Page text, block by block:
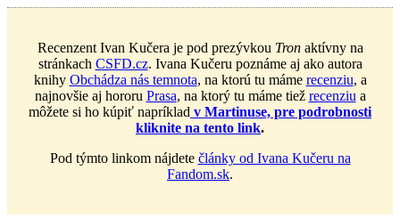
Recenzent Ivan Kučera je pod prezývkou Tronaktívny na
stránkach CSFD.cz. Ivana Kučeru poznáme aj ako autora
knihy Obchádza nás temnota, na ktorú tu máme recenziu, a
najnovšie aj hororu Prasa, na ktorý tu máme tiež recenziu a
môžete si ho kúpiť napríklad v Martinuse, pre podrobnosti
kliknite na tento link.
Pod týmto linkom nájdete články od Ivana Kučeru na
Fandom.sk.